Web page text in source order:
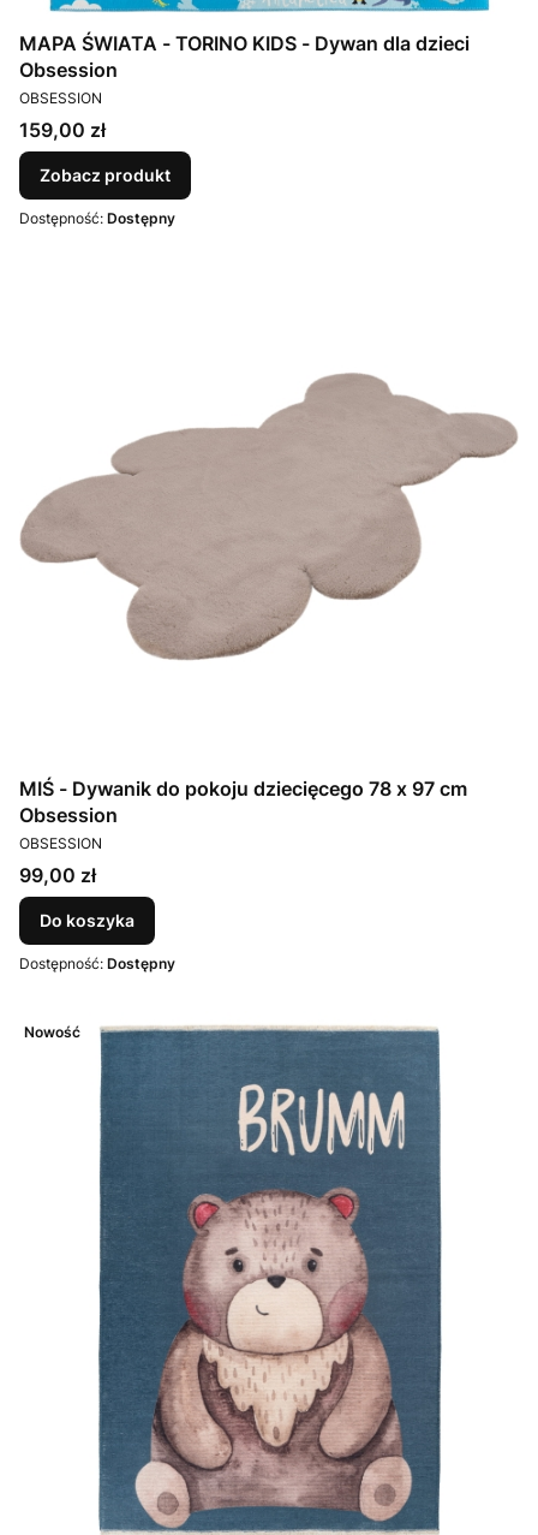
MAPA ŚWIATA - TORINO KIDS - Dywan dla dzieci
Obsession
PRODUCENT
OBSESSION
Cena
159,00 zł
Zobacz produkt
Dostępność: Dostępny
MIŚ - Dywanik do pokoju dziecięcego 78 x 97 cm
Obsession
PRODUCENT
OBSESSION
Cena
99,00 zł
Do koszyka
Dostępność: Dostępny
Nowość